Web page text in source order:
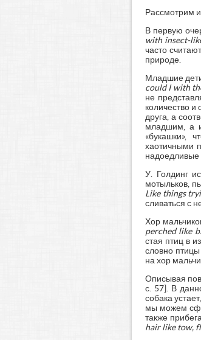
Рассмотрим
В первую
with insect-
часто
природе.
Младшие
could I with
не
количество и
друга, а
младшим, а
«букашки»,
хаотичными
У. Голдинг
мотыльков,
Like things
сливаться с
Хор
perched like
стая птиц в
словно
на хор
Описывая
с. 57]. В
собака
мы можем
также
hair like tow,